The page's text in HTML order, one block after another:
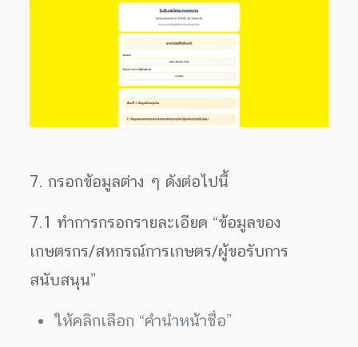
7. กรอกข้อมูลต่าง ๆ ดังต่อไปนี้
7.1 ทำการกรอกรายละเอียด “ข้อมูลของ
เกษตรกร/สหกรณ์การเกษตร/ผู้ขอรับการ
สนับสนุน”
ให้คลิกเลือก “คำนำหน้าชื่อ”